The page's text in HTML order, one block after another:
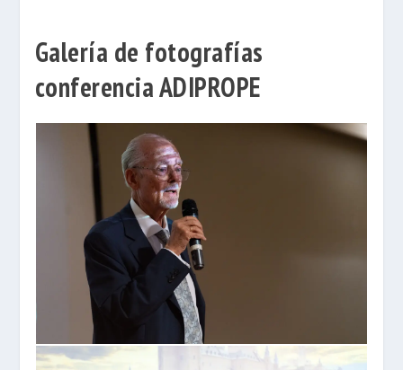
Galería de fotografías
conferencia ADIPROPE